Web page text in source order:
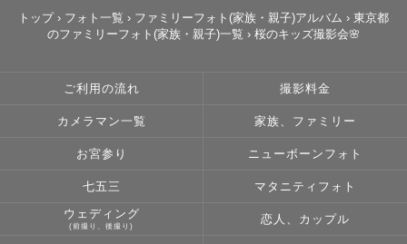
お時間によっては、
予定が✗や△のところも対応可能な場合がございます。
皆さまに皆様にお会いできることを楽しみにしております
トップ › フォト一覧 › ファミリーフォト(家族・親子)アルバム › 東京都
のファミリーフォト(家族・親子)一覧 › 桜のキッズ撮影会🌸
ご利用の流れ 撮影料金
カメラマン一覧 家族、ファミリー
お宮参り ニューボーンフォト
七五三 マタニティフォト
ウェディング
(前撮り、後撮り)
恋人、カップル